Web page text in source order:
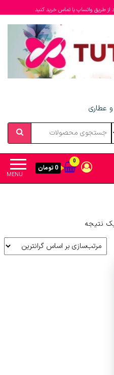
از طریق واتساپ یا تماس خرید کنید
عطاری
MENU
0
0 تومان
نتیجه